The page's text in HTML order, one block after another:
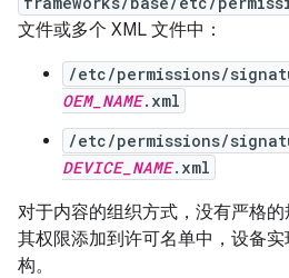
文件或多个 XML 文件中：
/etc/permissions/
OEM_NAME.xml
/etc/permissions/
DEVICE_NAME.xml
对于内容的组织方式，没有严格
其权限添加到许可名单中，设备
构。